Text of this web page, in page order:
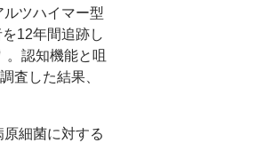
ツハイマー型
12年間追跡し
。認知機能と咀
査した結果、
細菌に対する